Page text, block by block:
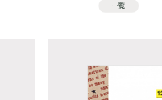
一覧